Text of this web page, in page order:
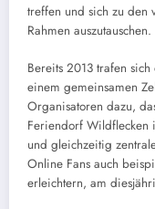
treffen und sich zu den
Rahmen auszutauschen.
Bereits 2013 trafen
einem gemeinsamen
Organisatoren dazu,
Feriendorf Wildflecken
und gleichzeitig
Online Fans auch
erleichtern, am